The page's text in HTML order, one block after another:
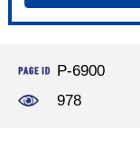
P-6900
978